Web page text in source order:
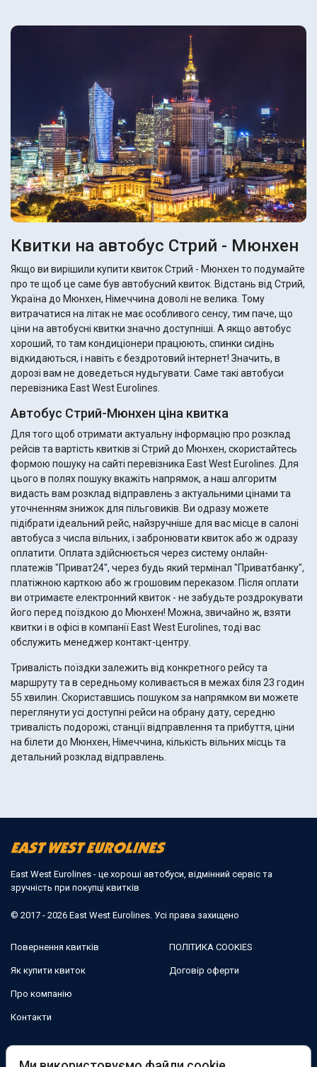
Квитки на автобус Стрий - Мюнхен
Якщо ви вирішили купити квиток Стрий - Мюнхен то подумайте
про те щоб це саме був автобусний квиток. Відстань від Стрий,
Україна до Мюнхен, Німеччина доволі не велика. Тому
витрачатися на літак не має особливого сенсу, тим паче, що
ціни на автобусні квитки значно доступніші. А якщо автобус
хороший, то там кондиціонери працюють, спинки сидінь
відкидаються, і навіть є бездротовий інтернет! Значить, в
дорозі вам не доведеться нудьгувати. Саме такі автобуси
перевізника East West Eurolines.
Автобус Стрий-Мюнхен ціна квитка
Для того щоб отримати актуальну інформацію про розклад
рейсів та вартість квитків зі Стрий до Мюнхен, скористайтесь
формою пошуку на сайті перевізника East West Eurolines. Для
цього в полях пошуку вкажіть напрямок, а наш алгоритм
видасть вам розклад відправлень з актуальними цінами та
уточненням знижок для пільговиків. Ви одразу можете
підібрати ідеальний рейс, найзручніше для вас місце в салоні
автобуса з числа вільних, і забронювати квиток або ж одразу
оплатити. Оплата здійснюється через систему онлайн-
платежів "Приват24", через будь який термінал "Приватбанку",
платіжною карткою або ж грошовим переказом. Після оплати
ви отримаєте електронний квиток - не забудьте роздрокувати
його перед поїздкою до Мюнхен! Можна, звичайно ж, взяти
квитки і в офісі в компанії East West Eurolines, тоді вас
обслужить менеджер контакт-центру.
Тривалість поїздки залежить від конкретного рейсу та
маршруту та в середньому коливається в межах біля 23 годин
55 хвилин. Скориставшись пошуком за напрямком ви можете
переглянути усі доступні рейси на обрану дату, середню
тривалість подорожі, станції відправлення та прибуття, ціни
на білети до Мюнхен, Німеччина, кількість вільних місць та
детальний розклад відправлень.
East West Eurolines - це хороші автобуси, відмінний сервіс та
зручність при покупці квитків
© 2017 - 2026 East West Eurolines. Усі права захищено
Повернення квитків
Як купити квиток
Про компанію
Контакти
ПОЛІТИКА COOKIES
Договір оферти